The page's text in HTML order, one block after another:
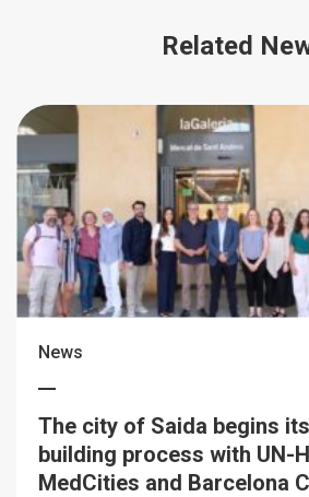
Related
News
The city of Saida begins
building process with UN-
MedCities and Barcelona